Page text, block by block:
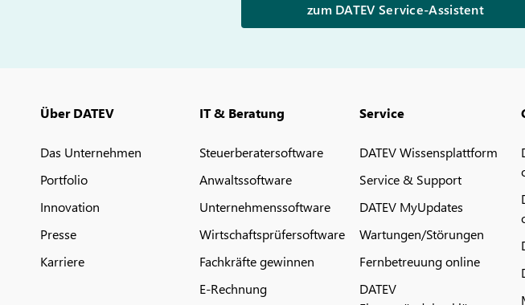
zum DATEV Service-Assistent
Über DATEV
Das Unternehmen
Portfolio
Innovation
Presse
Karriere
IT & Beratung
Steuerberatersoftware
Anwaltssoftware
Unternehmenssoftware
Wirtschaftsprüfersoftware
Fachkräfte gewinnen
E-Rechnung
Service
DATEV Wissensplattform
Service & Support
DATEV MyUpdates
Wartungen/Störungen
Fernbetreuung online
DATEV